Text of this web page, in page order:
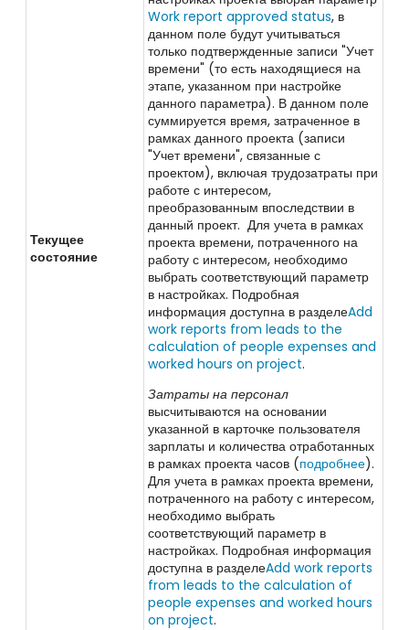
Текущее
состояние
Work report approved status, в
данном поле будут учитываться
только подтвержденные записи "Учет
времени" (то есть находящиеся на
этапе, указанном при настройке
данного параметра). В данном поле
суммируется время, затраченное в
рамках данного проекта (записи
"Учет времени", связанные с
проектом), включая трудозатраты при
работе с интересом,
преобразованным впоследствии в
данный проект. Для учета в рамках
проекта времени, потраченного на
работу с интересом, необходимо
выбрать соответствующий параметр
в настройках. Подробная
информация доступна в разделеAdd
work reports from leads to the
calculation of people expenses and
worked hours on project.
Затраты на персонал
высчитываются на основании
указанной в карточке пользователя
зарплаты и количества отработанных
в рамках проекта часов (подробнее).
Для учета в рамках проекта времени,
потраченного на работу с интересом,
необходимо выбрать
соответствующий параметр в
настройках. Подробная информация
доступна в разделеAdd work reports
from leads to the calculation of
people expenses and worked hours
on project.